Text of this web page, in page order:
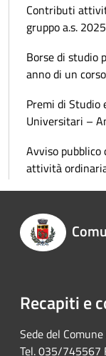
Contributi
gruppo a.s.
Borse di studio
anno di un
Premi di Studio
Universitari –
Avviso
attività
Recapiti e
Sede del
Tel. 035/745567